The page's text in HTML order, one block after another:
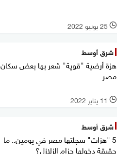
l 25 يونيو 2022
شرق أوسط
هزة أرضية "قوية" شعر بها بعض سكان
مصر
l 11 يناير 2022
شرق أوسط
5 "هزات" سجلتها مصر في يومين.. ما
حقيقة دخولها حزام الزلازل؟